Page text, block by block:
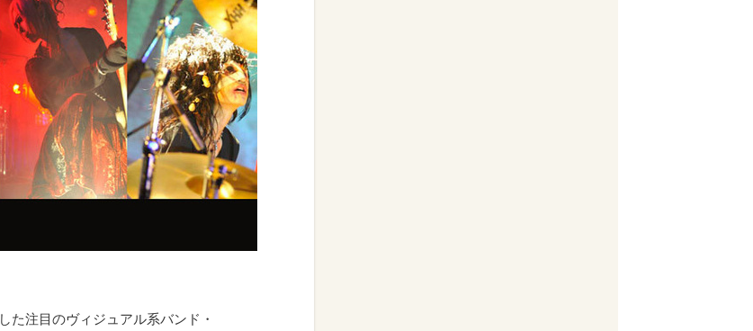
した注目のヴィジュアル系バンド・